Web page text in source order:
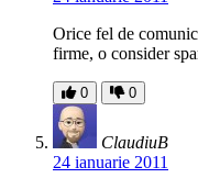
Orice fel de
firme, o consider
0 0
ClaudiuB
24 ianuarie 2011